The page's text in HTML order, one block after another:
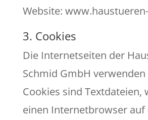
Website:
3. Cookies
Die Internetseiten der
Schmid GmbH verwenden
Cookies sind Textdateien,
einen Internetbrowser auf